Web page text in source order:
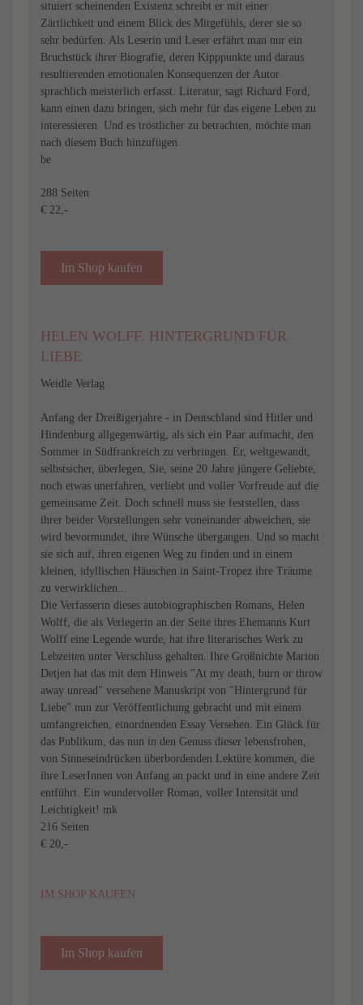
situiert scheinenden Existenz schreibt er mit einer
Zärtlichkeit und einem Blick des Mitgefühls, derer sie so
sehr bedürfen. Als Leserin und Leser erfährt man nur ein
Bruchstück ihrer Biografie, deren Kipppunkte und daraus
resultierenden emotionalen Konsequenzen der Autor
sprachlich meisterlich erfasst. Literatur, sagt Richard Ford,
kann einen dazu bringen, sich mehr für das eigene Leben zu
interessieren. Und es tröstlicher zu betrachten, möchte man
nach diesem Buch hinzufügen.
be
288 Seiten
€ 22,-
Im Shop kaufen
HELEN WOLFF. HINTERGRUND FÜR
LIEBE
Weidle Verlag
Anfang der Dreißigerjahre - in Deutschland sind Hitler und
Hindenburg allgegenwärtig, als sich ein Paar aufmacht, den
Sommer in Südfrankreich zu verbringen. Er, weltgewandt,
selbstsicher, überlegen, Sie, seine 20 Jahre jüngere Geliebte,
noch etwas unerfahren, verliebt und voller Vorfreude auf die
gemeinsame Zeit. Doch schnell muss sie feststellen, dass
ihrer beider Vorstellungen sehr voneinander abweichen, sie
wird bevormundet, ihre Wünsche übergangen. Und so macht
sie sich auf, ihren eigenen Weg zu finden und in einem
kleinen, idyllischen Häuschen in Saint-Tropez ihre Träume
zu verwirklichen...
Die Verfasserin dieses autobiographischen Romans, Helen
Wolff, die als Verlegerin an der Seite ihres Ehemanns Kurt
Wolff eine Legende wurde, hat ihre literarisches Werk zu
Lebzeiten unter Verschluss gehalten. Ihre Großnichte Marion
Detjen hat das mit dem Hinweis "At my death, burn or throw
away unread" versehene Manuskript von "Hintergrund für
Liebe" nun zur Veröffentlichung gebracht und mit einem
umfangreichen, einordnenden Essay Versehen. Ein Glück für
das Publikum, das nun in den Genuss dieser lebensfrohen,
von Sinneseindrücken überbordenden Lektüre kommen, die
ihre LeserInnen von Anfang an packt und in eine andere Zeit
entführt. Ein wundervoller Roman, voller Intensität und
Leichtigkeit! mk
216 Seiten
€ 20,-
IM SHOP KAUFEN
Im Shop kaufen